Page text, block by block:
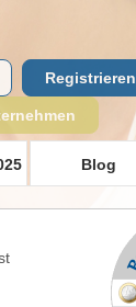
Blog
Registrieren